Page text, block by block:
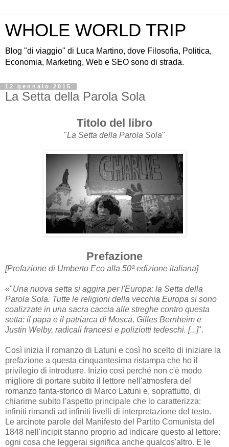
WHOLE WORLD TRIP
Blog "di viaggio" di Luca Martino, dove Filosofia, Politica,
Economia, Marketing, Web e SEO sono di strada.
12 gennaio 2015
La Setta della Parola Sola
Titolo del libro
"La Setta della Parola Sola"
Prefazione
[Prefazione di Umberto Eco alla 50ª edizione italiana]
«"Una nuova setta si aggira per l'Europa: la Setta della
Parola Sola. Tutte le religioni della vecchia Europa si sono
coalizzate in una sacra caccia alle streghe contro questa
setta: il papa e il patriarca di Mosca, Gilles Bernheim e
Justin Welby, radicali francesi e poliziotti tedeschi. [...]".
Così inizia il romanzo di Latuni e così ho scelto di iniziare la
prefazione a questa cinquantesima ristampa che ho il
privilegio di introdurre. Inizio così perché non c'è modo
migliore di portare subito il lettore nell'atmosfera del
romanzo fanta-storico di Marco Latuni e, soprattutto, di
chiarirne subito l'aspetto principale che lo caratterizza:
infiniti rimandi ad infiniti livelli di interpretazione del testo.
Le arcinote parole del Manifesto del Partito Comunista del
1848 nell'incipit stanno proprio ad indicare questo al lettore:
ogni cosa che leggerai significa anche qualcos'altro. E le